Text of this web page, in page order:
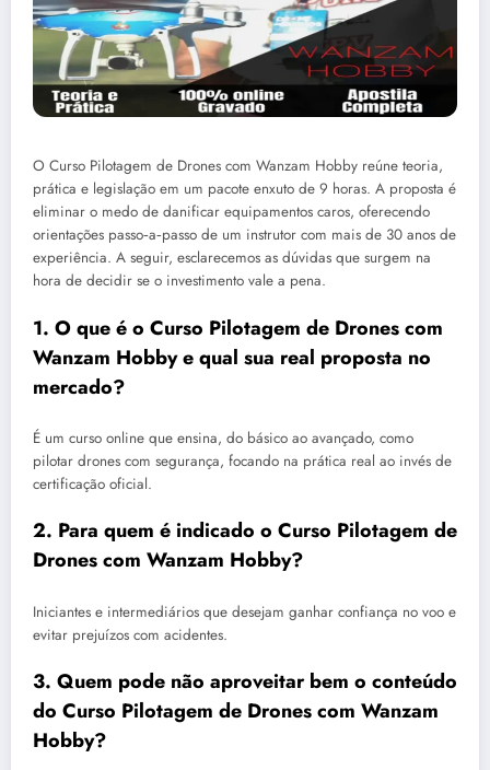
O Curso Pilotagem de Drones com Wanzam Hobby reúne teoria,
prática e legislação em um pacote enxuto de 9 horas. A proposta é
eliminar o medo de danificar equipamentos caros, oferecendo
orientações passo‑a‑passo de um instrutor com mais de 30 anos de
experiência. A seguir, esclarecemos as dúvidas que surgem na
hora de decidir se o investimento vale a pena.
1. O que é o Curso Pilotagem de Drones com
Wanzam Hobby e qual sua real proposta no
mercado?
É um curso online que ensina, do básico ao avançado, como
pilotar drones com segurança, focando na prática real ao invés de
certificação oficial.
2. Para quem é indicado o Curso Pilotagem de
Drones com Wanzam Hobby?
Iniciantes e intermediários que desejam ganhar confiança no voo e
evitar prejuízos com acidentes.
3. Quem pode não aproveitar bem o conteúdo
do Curso Pilotagem de Drones com Wanzam
Hobby?